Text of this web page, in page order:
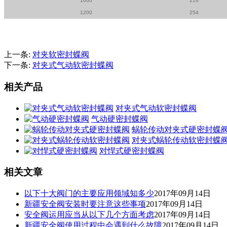
1200 254
上一条: 对夹软密封蝶阀
下一条: 对夹式气动软密封蝶阀
相关产品
对夹式气动软密封蝶阀
气动硬密封蝶阀
蜗轮传动对夹式硬密封蝶
对夹式蜗轮传动软密封蝶
对悍式硬密封蝶阀
相关文章
以下十大阀门的主要应用领域知多少2017年09月14日
新疆安全阀安装时要注意这些事项2017年09月14日
安全阀运用应当从以下几个方面考虑2017年09月14日
新疆安全阀使用过程中会遇到什么故障2017年09月14日